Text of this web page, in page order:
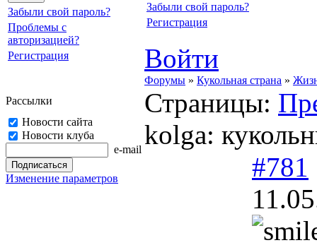
Забыли свой пароль?
Проблемы с
авторизацией?
Регистрация
Рассылки
Новости сайта
Новости клуба
e-mail
Изменение параметров
Забыли свой пароль?
Регистрация
Войти
Форумы » Кукольная страна »
Страницы:
kolga:
#781